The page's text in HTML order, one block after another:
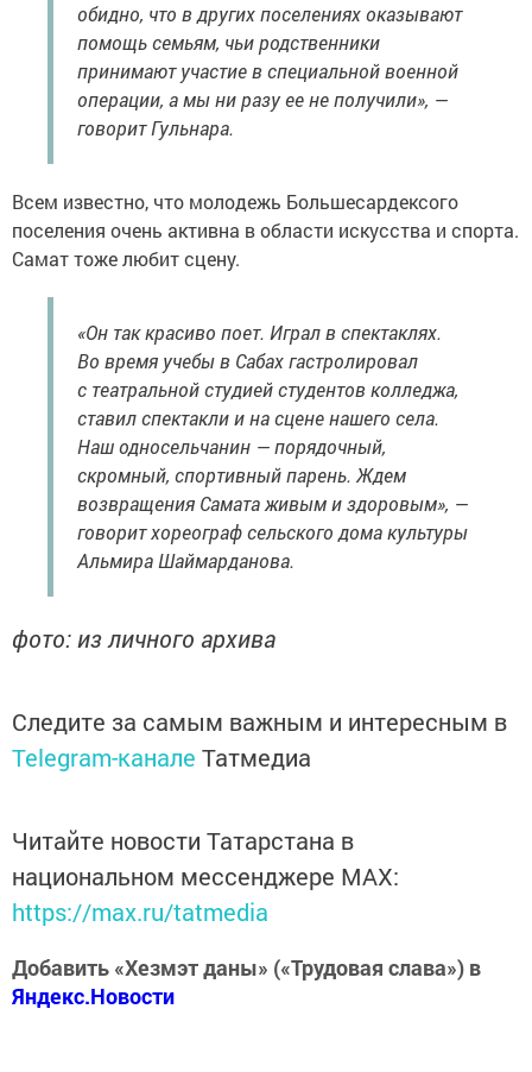
обидно, что в других поселениях оказывают
помощь семьям, чьи родственники
принимают участие в специальной военной
операции, а мы ни разу ее не получили», —
говорит Гульнара.
Всем известно, что молодежь Большесардексого
поселения очень активна в области искусства и спорта.
Самат тоже любит сцену.
«Он так красиво поет. Играл в спектаклях.
Во время учебы в Сабах гастролировал
с театральной студией студентов колледжа,
ставил спектакли и на сцене нашего села.
Наш односельчанин — порядочный,
скромный, спортивный парень. Ждем
возвращения Самата живым и здоровым», —
говорит хореограф сельского дома культуры
Альмира Шаймарданова.
фото: из личного архива
Следите за самым важным и интересным в
Telegram-канале Татмедиа
Читайте новости Татарстана в
национальном мессенджере MАХ:
https://max.ru/tatmedia
Добавить «Хезмэт даны» («Трудовая слава») в
Яндекс.Новости